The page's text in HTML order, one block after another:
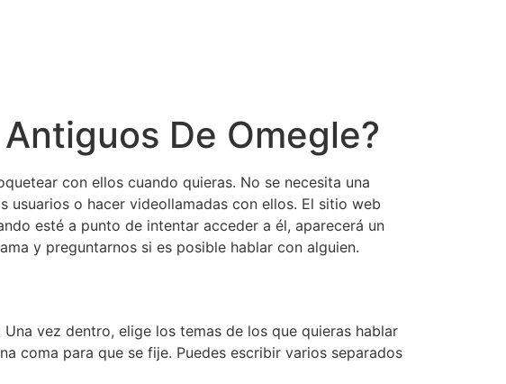
De Omegle?
con ellos cuando quieras. No se necesita una
o hacer videollamadas con ellos. El sitio web
esté a punto de intentar acceder a él, aparecerá un
y preguntarnos si es posible hablar con alguien.
vez dentro, elige los temas de los que quieras hablar
coma para que se fije. Puedes escribir varios separados